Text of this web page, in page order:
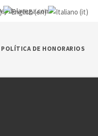
delavega.com
POLÍTICA DE HONORARIOS